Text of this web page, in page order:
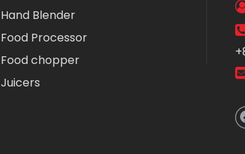
Hand Blender
Food Processor
Food chopper
Juicers